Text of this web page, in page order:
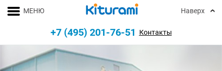
МЕНЮ Наверх
+7 (495) 201-76-51 Контакты